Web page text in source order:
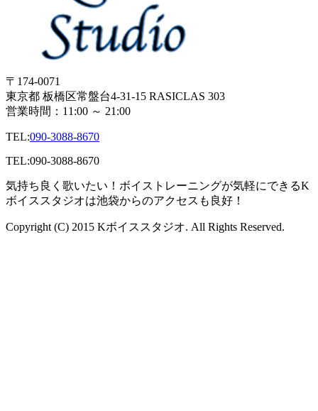
〒174-0071
東京都 板橋区常盤台4-31-15 RASICLAS 303
営業時間：11:00 ～ 21:00
TEL:090-3088-8670
TEL:090-3088-8670
気持ち良く歌いたい！ボイストレーニングが気軽にできるK
ボイススタジオは池袋からのアクセスも良好！
Copyright (C) 2015 Kボイススタジオ. All Rights Reserved.